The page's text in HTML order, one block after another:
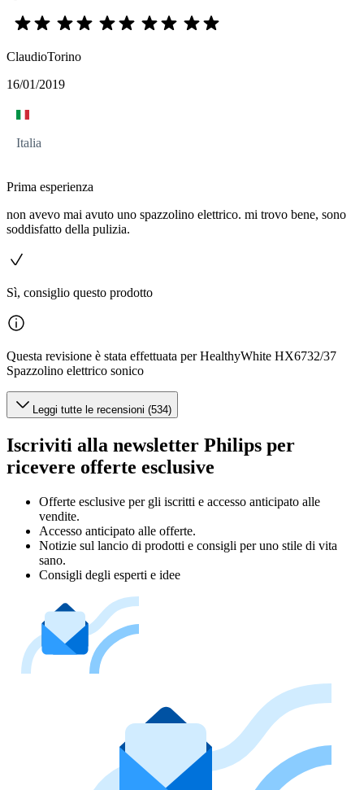
ClaudioTorino
16/01/2019
Italia
Prima esperienza
non avevo mai avuto uno spazzolino elettrico. mi trovo bene, sono
soddisfatto della pulizia.
Sì, consiglio questo prodotto
Questa revisione è stata effettuata per HealthyWhite HX6732/37
Spazzolino elettrico sonico
Leggi tutte le recensioni (534)
Iscriviti alla newsletter Philips per
ricevere offerte esclusive
Offerte esclusive per gli iscritti e accesso anticipato alle
vendite.
Accesso anticipato alle offerte.
Notizie sul lancio di prodotti e consigli per uno stile di vita
sano.
Consigli degli esperti e idee